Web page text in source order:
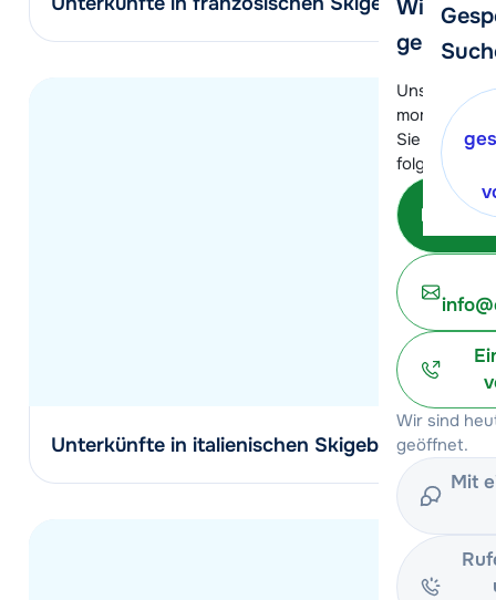
Wir
gerne
Unser
momentan
Sie können
folgenden
Wir sind
geöffnet.
Mit
Unterkünfte in italienischen Skigebieten